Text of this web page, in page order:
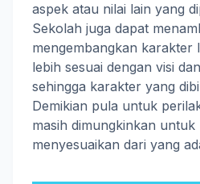
aspek atau nilai lain yang
Sekolah juga dapat
mengembangkan karakter
lebih sesuai dengan visi
sehingga karakter yang
Demikian pula untuk
masih dimungkinkan untuk
menyesuaikan dari yang